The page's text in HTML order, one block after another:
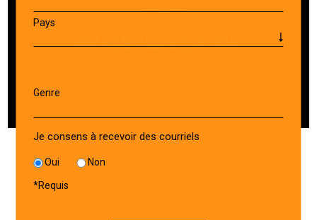
Pays
Genre
Je consens à recevoir des courriels
Oui Non
*Requis